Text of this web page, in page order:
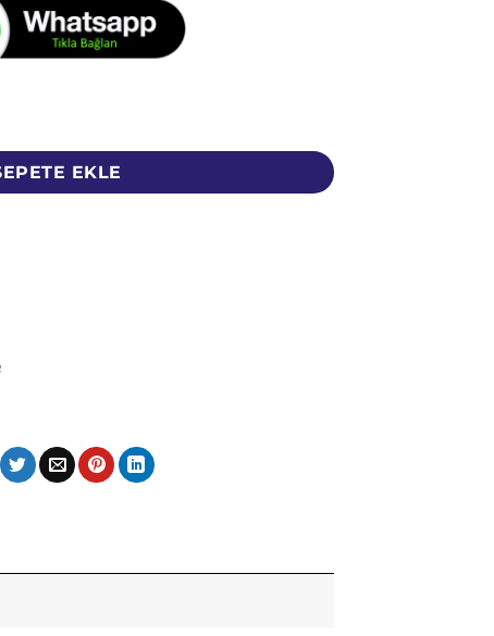
Psyllium - Karnıyarık Tohumu Tozu adet
EKLE